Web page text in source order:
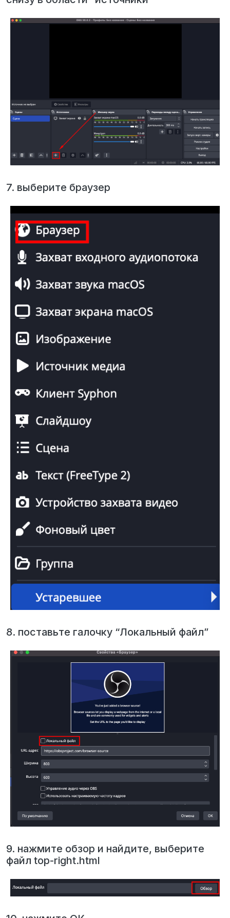
7. выберите браузер
8. поставьте галочку “Локальный файл”
9. нажмите обзор и найдите, выберите
файл top-right.html